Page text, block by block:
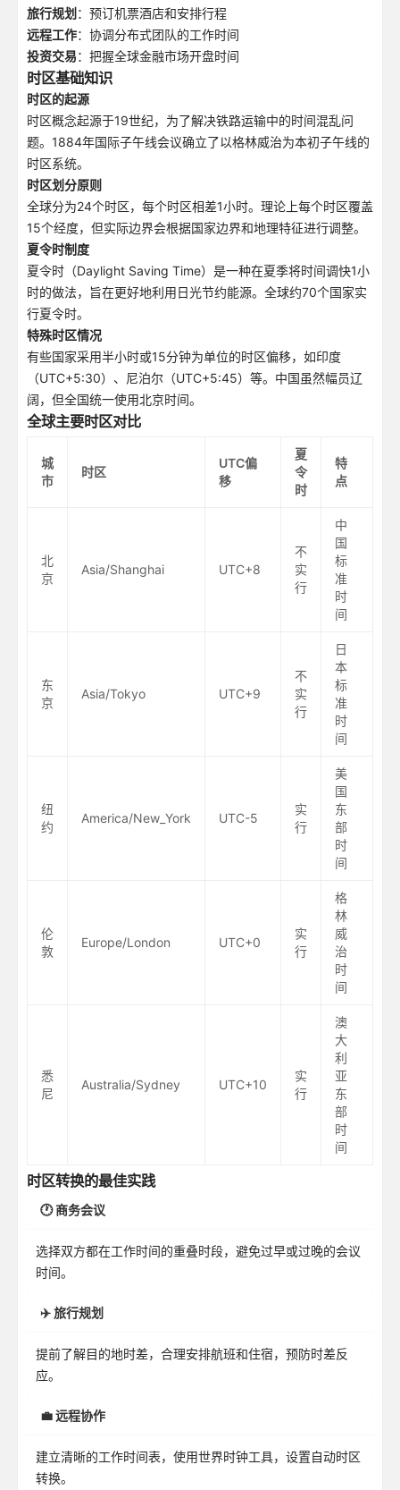
旅行规划 ：预订机票酒店和安排行程
远程工作：协调分布式团队的工作时间
投资交易：把握全球金融市场开盘时间
时区基础知识
时区的起源
时区概念起源于19世纪，为了解决铁路运输中的时间混乱问
题。1884年国际子午线会议确立了以格林威治为本初子午线的
时区系统。
时区划分原则
全球分为24个时区，每个时区相差1小时。理论上每个时区覆盖
15个经度，但实际边界会根据国家边界和地理特征进行调整。
夏令时制度
夏令时（Daylight Saving Time）是一种在夏季将时间调快1小
时的做法，旨在更好地利用日光节约能源。全球约70个国家实
行夏令时。
特殊时区情况
有些国家采用半小时或15分钟为单位的时区偏移，如印度
（UTC+5:30）、尼泊尔（UTC+5:45）等。中国虽然幅员辽
阔，但全国统一使用北京时间。
全球主要时区对比
城
市
时区
UTC偏
移
夏
令
时
特
点
北
京
Asia/Shanghai UTC+8
不
实
行
中
国
标
准
时
间
东
京
Asia/Tokyo UTC+9
不
实
行
日
本
标
准
时
间
纽
约
America/New_York UTC-5
实
行
美
国
东
部
时
间
伦
敦
Europe/London UTC+0
实
行
格
林
威
治
时
间
悉
尼
Australia/Sydney UTC+10
实
行
澳
大
利
亚
东
部
时
间
时区转换的最佳实践
🕐 商务会议
选择双方都在工作时间的重叠时段，避免过早或过晚的会议
时间。
✈️ 旅行规划
提前了解目的地时差，合理安排航班和住宿，预防时差反
应。
💼 远程协作
建立清晰的工作时间表，使用世界时钟工具，设置自动时区
转换。